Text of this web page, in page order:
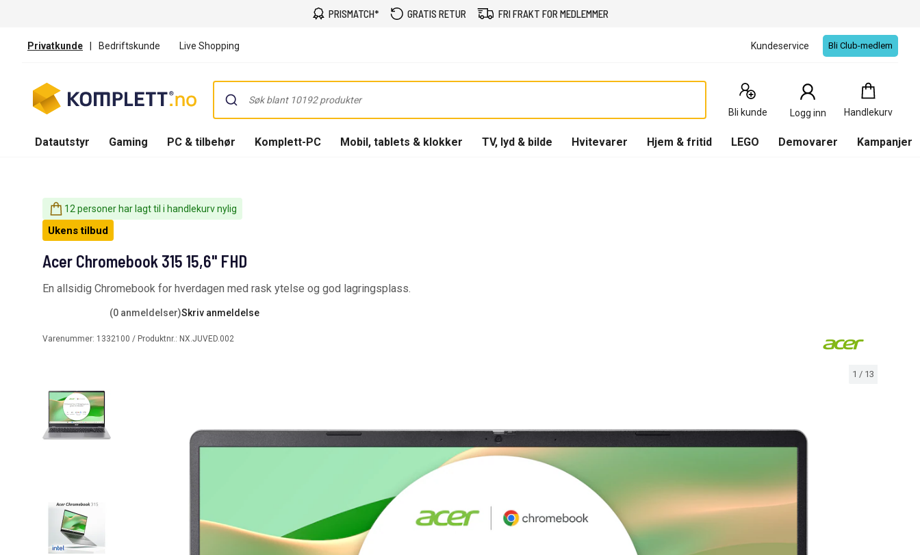
PRISMATCH* GRATIS RETUR FRI FRAKT FOR MEDLEMMER
Privatkunde | Bedriftskunde Live Shopping Kundeservice Bli Club-medlem
Bli kunde Logg inn Handlekurv
Handlekurv
0
Produkter
Datautstyr Gaming PC & tilbehør Komplett-PC Mobil, tablets & klokker TV, lyd & bilde Hvitevarer Hjem & fritid LEGO Demovarer Kampanjer
12 personer har lagt til i handlekurv nylig
1 / 13
Ukens tilbud
Acer Chromebook 315 15,6" FHD
En allsidig Chromebook for hverdagen med rask ytelse og god lagringsplass.
(0 anmeldelser)Skriv anmeldelse
Varenummer: 1332100 / Produktnr.: NX.JUVED.002